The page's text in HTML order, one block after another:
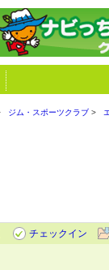
ジム・スポーツクラブ
チェックイン